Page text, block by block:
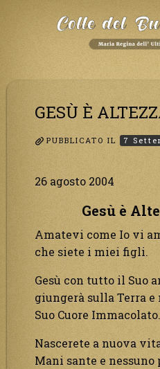
GESÙ È
PUBBLICATO IL 7
26 agosto 2004
Gesù è
Amatevi come Io vi
che siete i miei figli.
Gesù con tutto il Suo
giungerà sulla Terra
Suo Cuore Immacolato.
Nascerete a nuova
Mani sante e